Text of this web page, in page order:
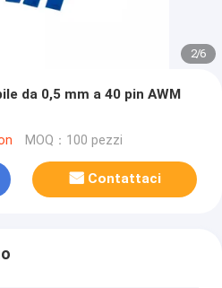
2/6
da 0,5 mm a 40 pin AWM
MOQ：100 pezzi
Contattaci